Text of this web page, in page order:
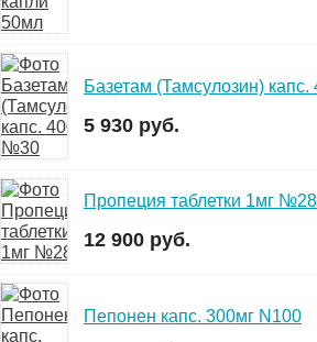
Базетам (Тамсулозин)
5 930 руб.
Пропеция таблетки 1мг №28
12 900 руб.
Пепонен капс. 300мг N100